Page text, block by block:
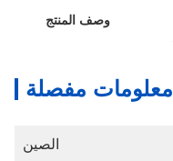
وصف المنتج
معلومات مفصلة
الصين